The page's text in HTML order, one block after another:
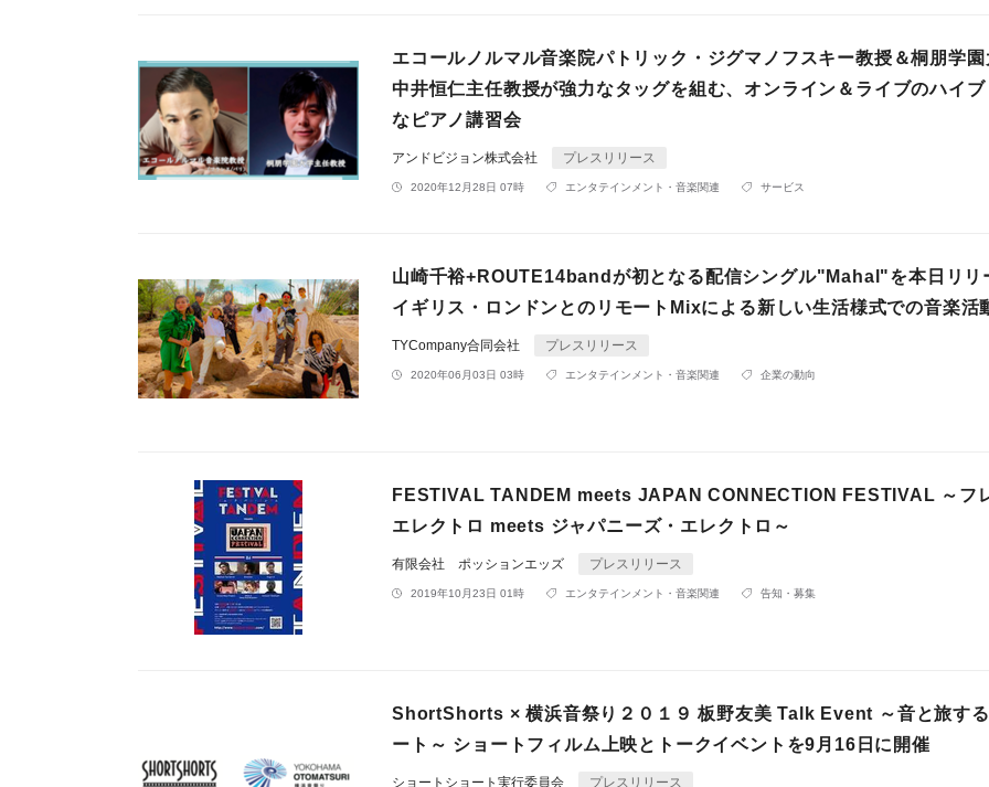
エコールノルマル音楽院パトリック・ジグマノフスキー教授＆桐朋学
中井恒仁主任教授が強力なタッグを組む、オンライン＆ライブのハイ
なピアノ講習会
アンドビジョン株式会社 プレスリリース
2020年12月28日 07時 エンタテインメント・音楽関連 サービス
山崎千裕+ROUTE14bandが初となる配信シングル"Mahal"を本日リリ
イギリス・ロンドンとのリモートMixによる新しい生活様式での音楽活
TYCompany合同会社 プレスリリース
2020年06月03日 03時 エンタテインメント・音楽関連 企業の動向
FESTIVAL TANDEM meets JAPAN CONNECTION FESTIVAL ～フ
エレクトロ meets ジャパニーズ・エレクトロ～
有限会社 ポッションエッズ プレスリリース
2019年10月23日 01時 エンタテインメント・音楽関連 告知・募集
ShortShorts × 横浜音祭り２０１９ 板野友美 Talk Event ～音と旅す
ート～ ショートフィルム上映とトークイベントを9月16日に開催
ショートショート実行委員会 プレスリリース